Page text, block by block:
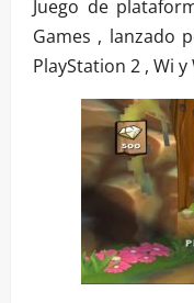
Juego de
Games , lanzado
PlayStation 2 , Wi